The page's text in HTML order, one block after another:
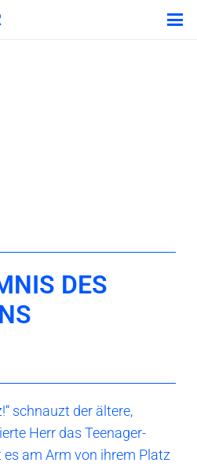
DES
schnauzt der ältere,
Herr das Teenager-
am Arm von ihrem Platz